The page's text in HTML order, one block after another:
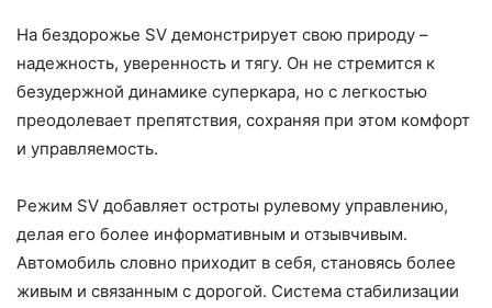
На бездорожье SV демонстрирует свою природу –
надежность, уверенность и тягу. Он не стремится к
безудержной динамике суперкара, но с легкостью
преодолевает препятствия, сохраняя при этом комфорт
и управляемость.
Режим SV добавляет остроты рулевому управлению,
делая его более информативным и отзывчивым.
Автомобиль словно приходит в себя, становясь более
живым и связанным с дорогой. Система стабилизации